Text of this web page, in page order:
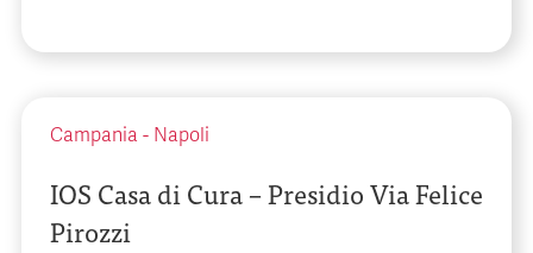
Campania - Napoli
IOS Casa di Cura – Presidio Via Felice
Pirozzi